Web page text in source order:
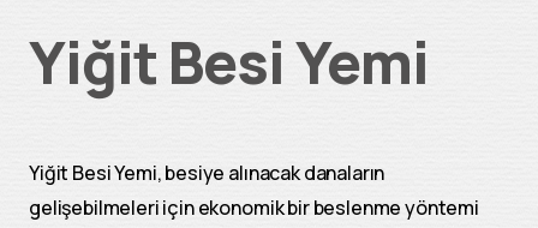
Yiğit Besi Yemi
Yiğit Besi Yemi, besiye alınacak danaların
gelişebilmeleri için ekonomik bir beslenme yöntemi